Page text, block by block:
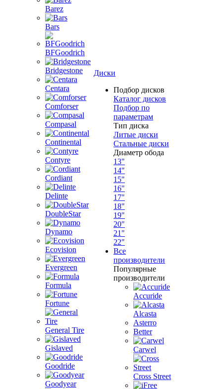
Barez
Bars
BFGoodrich
Bridgestone
Centara
Comforser
Compasal
Continental
Contyre
Cordiant
Delinte
DoubleStar
Dynamo
Ecovision
Evergreen
Formula
Fortune
General Tire
Gislaved
Goodride
Goodyear
Диски
Подбор дисков
Каталог дисков
Подбор по
параметрам
Тип диска
Литые диски
Стальные диски
Диаметр обода
13"
14"
15"
16"
17"
18"
19"
20"
21"
22"
Все
производители
Популярные
производители
Accuride
Alcasta
Asterro
Better
Carwel
Cross Street